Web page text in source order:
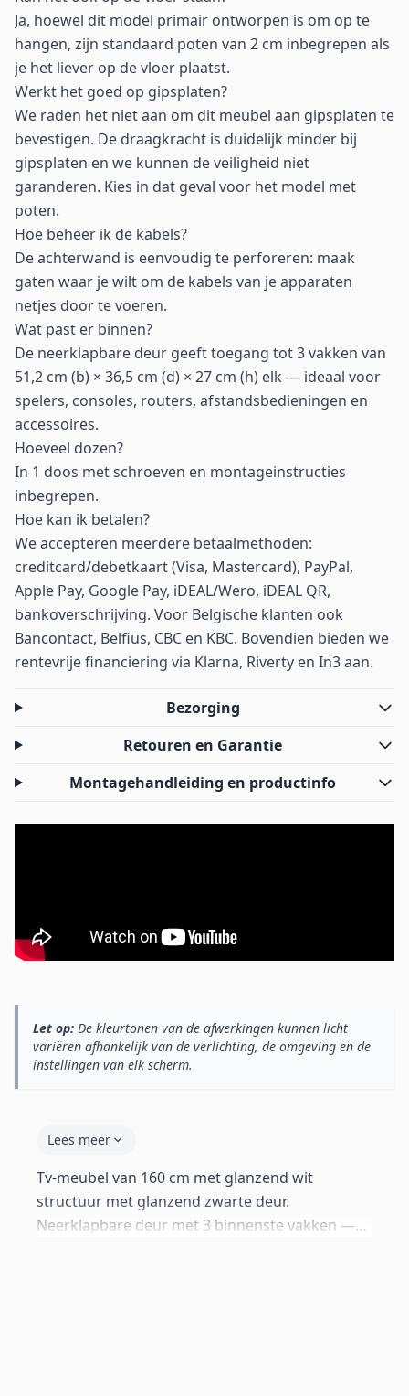
Ja, hoewel dit model primair ontworpen is om op te
hangen, zijn standaard poten van 2 cm inbegrepen als
je het liever op de vloer plaatst.
Werkt het goed op gipsplaten?
We raden het niet aan om dit meubel aan gipsplaten te
bevestigen. De draagkracht is duidelijk minder bij
gipsplaten en we kunnen de veiligheid niet
garanderen. Kies in dat geval voor het model met
poten.
Hoe beheer ik de kabels?
De achterwand is eenvoudig te perforeren: maak
gaten waar je wilt om de kabels van je apparaten
netjes door te voeren.
Wat past er binnen?
De neerklapbare deur geeft toegang tot 3 vakken van
51,2 cm (b) × 36,5 cm (d) × 27 cm (h) elk — ideaal voor
spelers, consoles, routers, afstandsbedieningen en
accessoires.
Hoeveel dozen?
In 1 doos met schroeven en montageinstructies
inbegrepen.
Hoe kan ik betalen?
We accepteren meerdere betaalmethoden:
creditcard/debetkaart (Visa, Mastercard), PayPal,
Apple Pay, Google Pay, iDEAL/Wero, iDEAL QR,
bankoverschrijving. Voor Belgische klanten ook
Bancontact, Belfius, CBC en KBC. Bovendien bieden we
rentevrije financiering via Klarna, Riverty en In3 aan.
Bezorging
Retouren en Garantie
Montagehandleiding en productinfo
Let op: De kleurtonen van de afwerkingen kunnen licht
variëren afhankelijk van de verlichting, de omgeving en de
instellingen van elk scherm.
Lees meer
Tv-meubel van 160 cm met glanzend wit
structuur met glanzend zwarte deur.
Neerklapbare deur met 3 binnenste vakken —